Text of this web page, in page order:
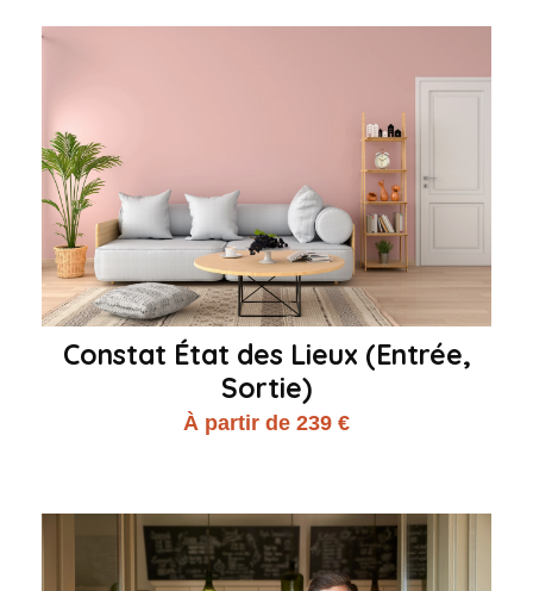
Constat État des Lieux (Entrée,
Sortie)
À partir de 239 €